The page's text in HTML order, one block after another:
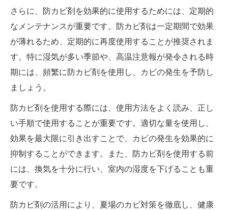
さらに、防カビ剤を効果的に使用するためには、定期的
なメンテナンスが重要です。防カビ剤は一定期間で効果
が薄れるため、定期的に再度使用することが推奨されま
す。特に湿気が多い季節や、高温注意報が発令される時
期には、頻繁に防カビ剤を使用し、カビの発生を予防し
ましょう。
防カビ剤を使用する際には、使用方法をよく読み、正し
い手順で使用することが重要です。適切な量を使用し、
効果を最大限に引き出すことで、カビの発生を効果的に
抑制することができます。また、防カビ剤を使用する前
には、換気を十分に行い、室内の湿度を下げることも重
要です。
防カビ剤の活用により、夏場のカビ対策を徹底し、健康